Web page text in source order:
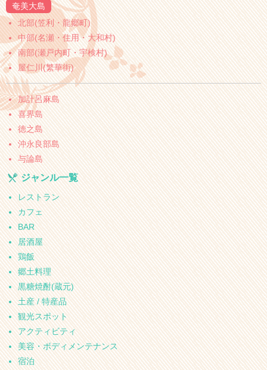
奄美大島
北部(笠利・龍郷町)
中部(名瀬・住用・大和村)
南部(瀬戸内町・宇検村)
屋仁川(繁華街)
加計呂麻島
喜界島
徳之島
沖永良部島
与論島
ジャンル一覧
レストラン
カフェ
BAR
居酒屋
鶏飯
郷土料理
黒糖焼酎(蔵元)
土産 / 特産品
観光スポット
アクティビティ
美容・ボディメンテナンス
宿泊